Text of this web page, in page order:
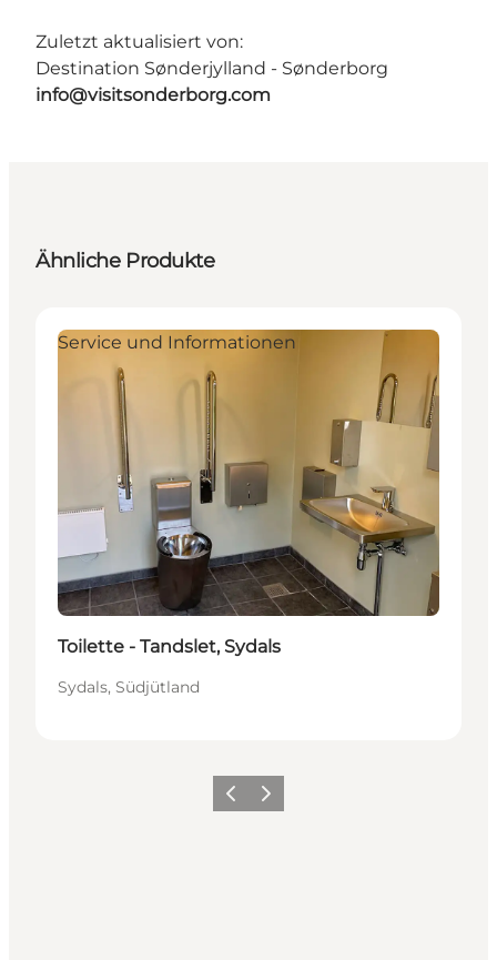
Zuletzt aktualisiert von:
Destination Sønderjylland - Sønderborg
info@visitsonderborg.com
Ähnliche Produkte
Service und Informationen
Toilette - Tandslet, Sydals
Sydals, Südjütland
ZurückWeiter